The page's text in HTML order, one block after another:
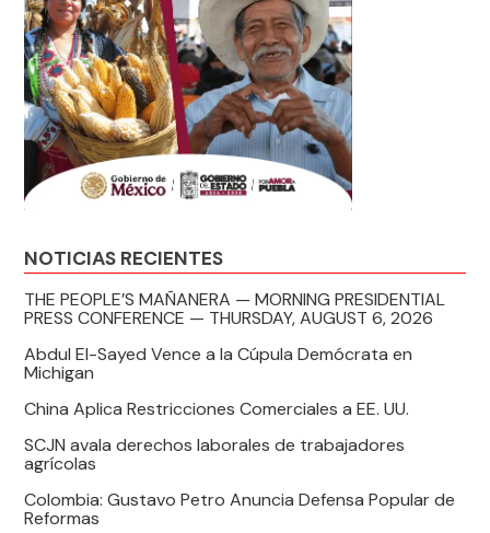
NOTICIAS RECIENTES
THE PEOPLE’S MAÑANERA — MORNING PRESIDENTIAL
PRESS CONFERENCE — THURSDAY, AUGUST 6, 2026
Abdul El-Sayed Vence a la Cúpula Demócrata en
Michigan
China Aplica Restricciones Comerciales a EE. UU.
SCJN avala derechos laborales de trabajadores
agrícolas
Colombia: Gustavo Petro Anuncia Defensa Popular de
Reformas